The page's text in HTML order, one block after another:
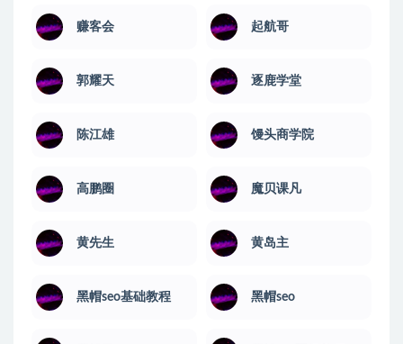
赚客会 起航哥
郭耀天 逐鹿学堂
陈江雄 馒头商学院
高鹏圈 魔贝课凡
黄先生 黄岛主
黑帽seo基础教程 黑帽seo